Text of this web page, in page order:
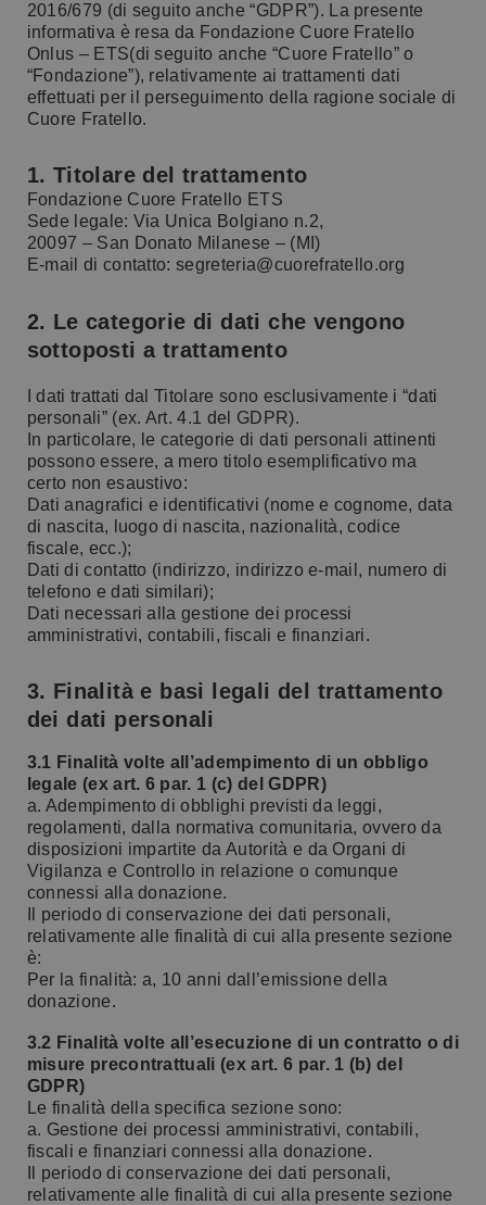
2016/679 (di seguito anche “GDPR”). La presente
informativa è resa da Fondazione Cuore Fratello
Onlus – ETS(di seguito anche “Cuore Fratello” o
“Fondazione”), relativamente ai trattamenti dati
effettuati per il perseguimento della ragione sociale di
Cuore Fratello.
1. Titolare del trattamento
Fondazione Cuore Fratello ETS
Sede legale: Via Unica Bolgiano n.2,
20097 – San Donato Milanese – (MI)
E-mail di contatto: segreteria@cuorefratello.org
2. Le categorie di dati che vengono
sottoposti a trattamento
I dati trattati dal Titolare sono esclusivamente i “dati
personali” (ex. Art. 4.1 del GDPR).
In particolare, le categorie di dati personali attinenti
possono essere, a mero titolo esemplificativo ma
certo non esaustivo:
­Dati anagrafici e identificativi (nome e cognome, data
di nascita, luogo di nascita, nazionalità, codice
fiscale, ecc.);
­Dati di contatto (indirizzo, indirizzo e-mail, numero di
telefono e dati similari);
­Dati necessari alla gestione dei processi
amministrativi, contabili, fiscali e finanziari.
3. Finalità e basi legali del trattamento
dei dati personali
3.1 Finalità volte all’adempimento di un obbligo
legale (ex art. 6 par. 1 (c) del GDPR)
a. Adempimento di obblighi previsti da leggi,
regolamenti, dalla normativa comunitaria, ovvero da
disposizioni impartite da Autorità e da Organi di
Vigilanza e Controllo in relazione o comunque
connessi alla donazione.
Il periodo di conservazione dei dati personali,
relativamente alle finalità di cui alla presente sezione
è:
Per la finalità: a, 10 anni dall’emissione della
donazione.
3.2 Finalità volte all’esecuzione di un contratto o di
misure precontrattuali (ex art. 6 par. 1 (b) del
GDPR)
Le finalità della specifica sezione sono:
a. Gestione dei processi amministrativi, contabili,
fiscali e finanziari connessi alla donazione.
Il periodo di conservazione dei dati personali,
relativamente alle finalità di cui alla presente sezione